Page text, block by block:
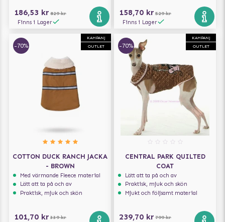
186,53 kr 829 kr
Finns i Lager
158,70 kr 529 kr
Finns i Lager
KAMPANJ
OUTLET
-70%
COTTON DUCK RANCH JACKA
- BROWN
Med värmande Fleece material
Lätt att ta på och av
Praktisk, mjuk och skön
101,70 kr 339 kr
KAMPANJ
OUTLET
-70%
CENTRAL PARK QUILTED
COAT
Lätt att ta på och av
Praktisk, mjuk och skön
Mjukt och följsamt material
239,70 kr 799 kr